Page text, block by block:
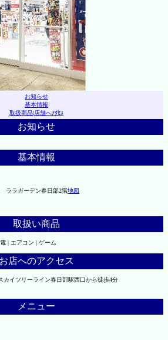
お知らせ
基本情報
取扱商品|店舗へｱｸｾｽ
お知らせ
基本情報
ララガーデン春日部2階地図
取扱い商品
| エアコン | ゲーム
お店へのアクセス
カイツリーライン春日部駅西口から徒歩4分
メニュー